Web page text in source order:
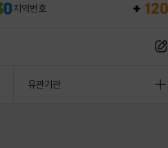
지역번호
유관기관